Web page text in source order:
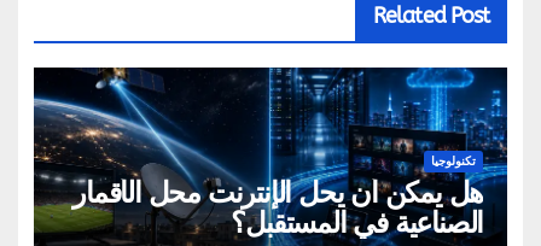
Related Post
تكنولوجيا
هل يمكن أن يحل الإنترنت محل الأقمار
الصناعية في المستقبل؟